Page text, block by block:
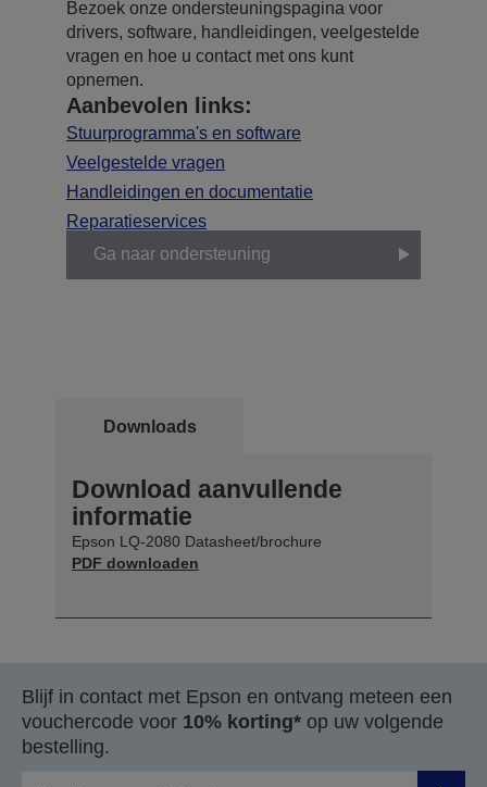
Bezoek onze ondersteuningspagina voor
drivers, software, handleidingen, veelgestelde
vragen en hoe u contact met ons kunt
opnemen.
Aanbevolen links:
Stuurprogramma's en software
Veelgestelde vragen
Handleidingen en documentatie
Reparatieservices
Ga naar ondersteuning
Downloads
Download aanvullende
informatie
Epson LQ-2080 Datasheet/brochure
PDF downloaden
Blijf in contact met Epson en ontvang meteen een
vouchercode voor 10% korting* op uw volgende
bestelling.